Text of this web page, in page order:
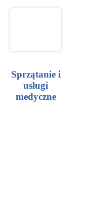
Sprzątanie i
usługi
medyczne